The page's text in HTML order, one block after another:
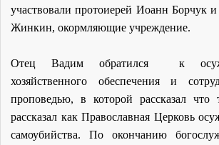
участвовали протоиерей Иоанн Борчук
Жинкин, окормляющие учреждение.
Отец Вадим обратился к
хозяйственного обеспечения и
проповедью, в которой рассказал что
рассказал как Православная Церковь
самоубийства. По окончанию